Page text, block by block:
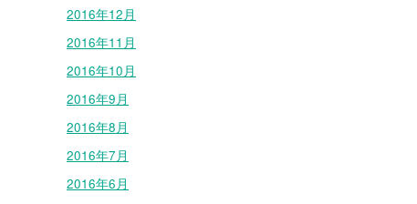
2016年12月
2016年11月
2016年10月
2016年9月
2016年8月
2016年7月
2016年6月